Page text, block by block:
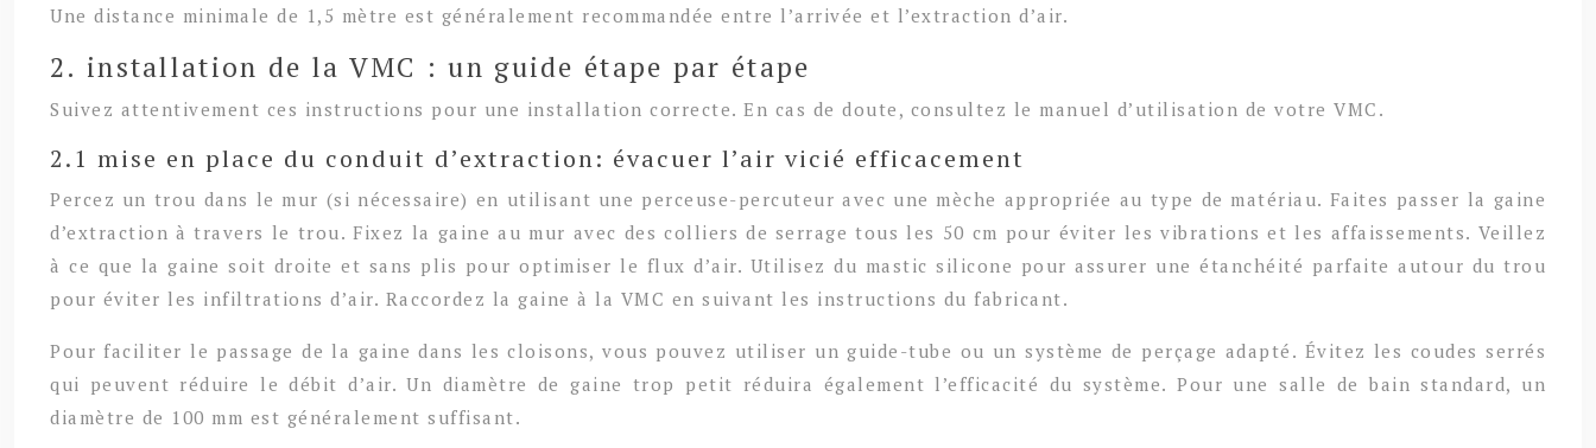
Une distance minimale de 1,5 mètre est généralement recommandée entre l’arrivée et l’extraction d’air.
2. installation de la VMC : un guide étape par étape
Suivez attentivement ces instructions pour une installation correcte. En cas de doute, consultez le manuel d’utilisation de votre VMC.
2.1 mise en place du conduit d’extraction: évacuer l’air vicié efficacement
Percez un trou dans le mur (si nécessaire) en utilisant une perceuse-percuteur avec une mèche appropriée au type de matériau. Faites passer la gaine
d’extraction à travers le trou. Fixez la gaine au mur avec des colliers de serrage tous les 50 cm pour éviter les vibrations et les affaissements. Veillez
à ce que la gaine soit droite et sans plis pour optimiser le flux d’air. Utilisez du mastic silicone pour assurer une étanchéité parfaite autour du trou
pour éviter les infiltrations d’air. Raccordez la gaine à la VMC en suivant les instructions du fabricant.
Pour faciliter le passage de la gaine dans les cloisons, vous pouvez utiliser un guide-tube ou un système de perçage adapté. Évitez les coudes serrés
qui peuvent réduire le débit d’air. Un diamètre de gaine trop petit réduira également l’efficacité du système. Pour une salle de bain standard, un
diamètre de 100 mm est généralement suffisant.